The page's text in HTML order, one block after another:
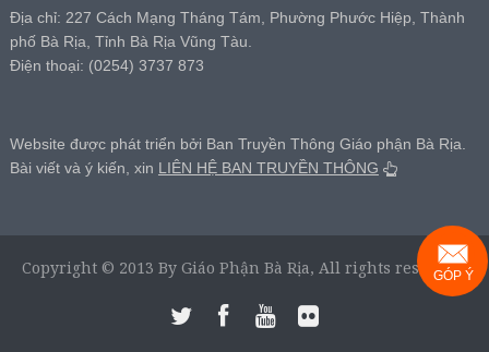
Địa chỉ: 227 Cách Mạng Tháng Tám, Phường Phước Hiệp, Thành
phố Bà Rịa, Tỉnh Bà Rịa Vũng Tàu.
Điện thoại: (0254) 3737 873
Website được phát triển bởi Ban Truyền Thông Giáo phận Bà Rịa.
Bài viết và ý kiến, xin LIÊN HỆ BAN TRUYỀN THÔNG
Copyright © 2013 By Giáo Phận Bà Rịa, All rights reserved.
GÓP Ý